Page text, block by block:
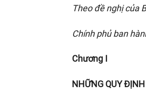
Theo đềnghị của
Chính phủban
Chương I
NHỮNG QUY